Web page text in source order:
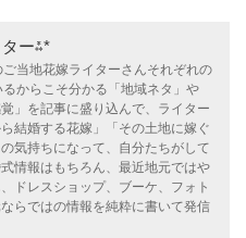
ー⁂*
当地花嫁ライターさんそれぞれの
からこそ分かる「地域ネタ」や
覚」を記事に盛り込んで、ライター
結婚する花嫁」「その土地に嫁ぐ
気持ちになって、自分たちがして
情報はもちろん、最近地元ではや
ドレスショップ、ブーケ、フォト
らではの情報を純粋に書いて発信